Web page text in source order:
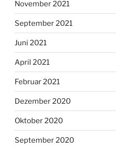
November 2021
September 2021
Juni 2021
April 2021
Februar 2021
Dezember 2020
Oktober 2020
September 2020